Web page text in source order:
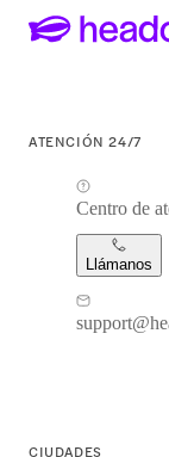
ATENCIÓN 24/7
Centro de
Llámanos
CIUDADES